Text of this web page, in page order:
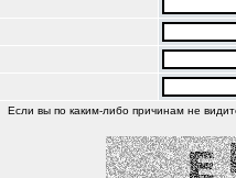
Если вы по каким-либо причинам не